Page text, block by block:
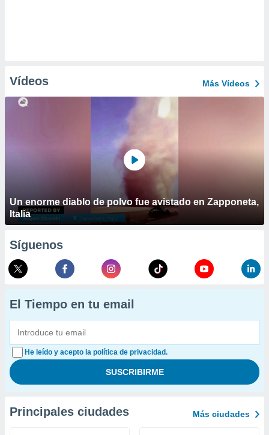
Vídeos Más Vídeos
Un enorme diablo de polvo fue avistado en Zapponeta,
Italia
Síguenos
El Tiempo en tu email
He leído y acepto la política de privacidad.
Principales ciudades Más ciudades